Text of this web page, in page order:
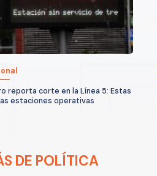
reporta corte en la Línea 5: Estas
estaciones operativas
DE POLÍTICA